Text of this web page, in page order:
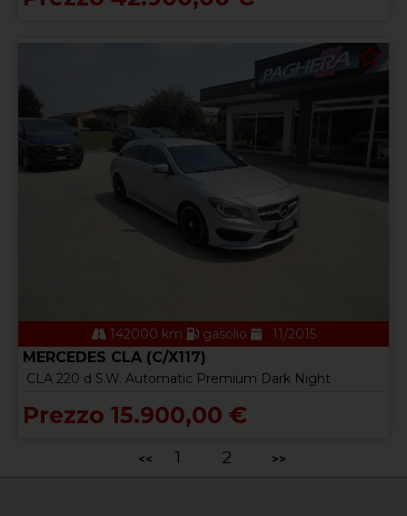
142000 km gasolio 11/2015
MERCEDES CLA (C/X117)
CLA 220 d S.W. Automatic Premium Dark Night
Prezzo 15.900,00 €
<< 1 2 >>